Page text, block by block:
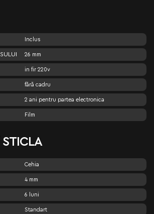
Inclus
26 mm
in fir 220v
fără cadru
2 ani pentru partea electronica
Film
Cehia
4 mm
6 luni
Standart